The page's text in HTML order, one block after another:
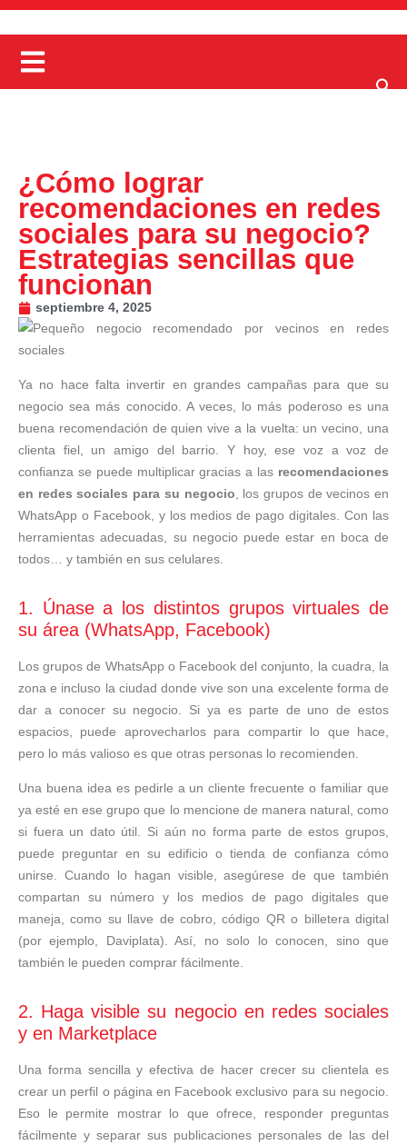
¿Cómo lograr
recomendaciones en redes
sociales para su negocio?
Estrategias sencillas que
funcionan
septiembre 4, 2025
Ya no hace falta invertir en grandes campañas para que su
negocio sea más conocido. A veces, lo más poderoso es una
buena recomendación de quien vive a la vuelta: un vecino, una
clienta fiel, un amigo del barrio. Y hoy, ese voz a voz de
confianza se puede multiplicar gracias a las recomendaciones
en redes sociales para su negocio, los grupos de vecinos en
WhatsApp o Facebook, y los medios de pago digitales. Con las
herramientas adecuadas, su negocio puede estar en boca de
todos… y también en sus celulares.
1. Únase a los distintos grupos virtuales de
su área (WhatsApp, Facebook)
Los grupos de WhatsApp o Facebook del conjunto, la cuadra, la
zona e incluso la ciudad donde vive son una excelente forma de
dar a conocer su negocio. Si ya es parte de uno de estos
espacios, puede aprovecharlos para compartir lo que hace,
pero lo más valioso es que otras personas lo recomienden.
Una buena idea es pedirle a un cliente frecuente o familiar que
ya esté en ese grupo que lo mencione de manera natural, como
si fuera un dato útil. Si aún no forma parte de estos grupos,
puede preguntar en su edificio o tienda de confianza cómo
unirse. Cuando lo hagan visible, asegúrese de que también
compartan su número y los medios de pago digitales que
maneja, como su llave de cobro, código QR o billetera digital
(por ejemplo, Daviplata). Así, no solo lo conocen, sino que
también le pueden comprar fácilmente.
2. Haga visible su negocio en redes sociales
y en Marketplace
Una forma sencilla y efectiva de hacer crecer su clientela es
crear un perfil o página en Facebook exclusivo para su negocio.
Eso le permite mostrar lo que ofrece, responder preguntas
fácilmente y separar sus publicaciones personales de las del